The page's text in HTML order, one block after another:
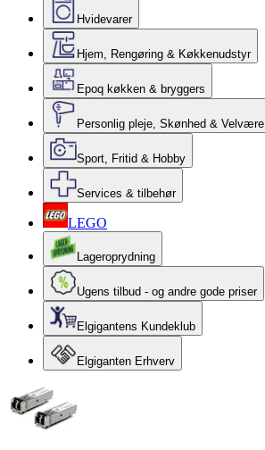
Hvidevarer
Hjem, Rengøring & Køkkenudstyr
Epoq køkken & bryggers
Personlig pleje, Skønhed & Velvære
Sport, Fritid & Hobby
Services & tilbehør
LEGO
Lageroprydning
Ugens tilbud - og andre gode priser
Elgigantens Kundeklub
Elgiganten Erhverv